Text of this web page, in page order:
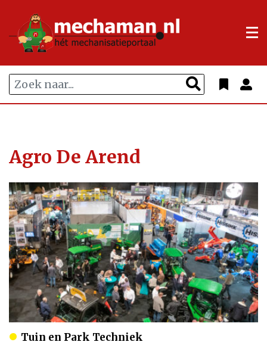
Agro De Arend
Tuin en Park Techniek